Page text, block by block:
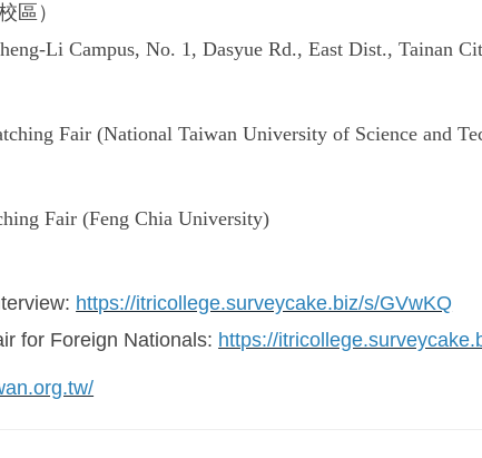
區）
Li Campus, No. 1, Dasyue Rd., East Dist., Tainan
Fair (National Taiwan University of Science and
Fair (Feng Chia University)
https://itricollege.surveycake.biz/s/GVwKQ
for Foreign Nationals: https://